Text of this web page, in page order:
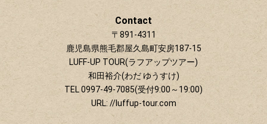
◇貸切ツアー(半日白谷雲水峡ツアー)
×受付終了
◇貸切ツアー(縄文杉ツアー)
×受付終了
10/26(月)
◇貸切ツアー(白谷雲水峡ツアー)
×受付終了
×縄文杉
△ツアー要問合せ
△ツアー要問合せ
Contact
〒891-4311
鹿児島県熊毛郡屋久島町安房187-15
LUFF-UP TOUR(ラフアップツアー)
和田裕介(わだ ゆうすけ)
TEL 0997-49-7085(受付9:00～19:00)
URL: //luffup-tour.com